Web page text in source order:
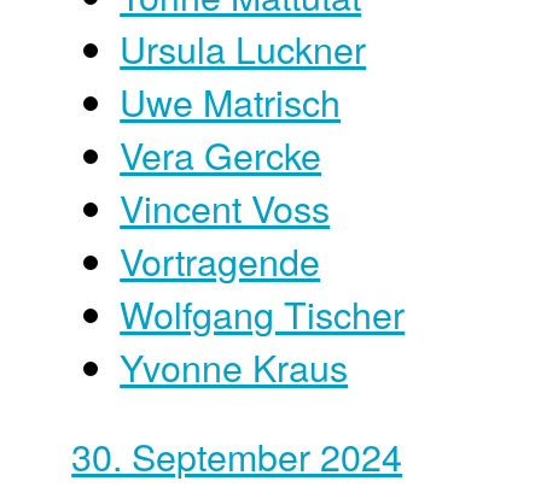
Ursula Luckner
Uwe Matrisch
Vera Gercke
Vincent Voss
Vortragende
Wolfgang Tischer
Yvonne Kraus
30. September 2024